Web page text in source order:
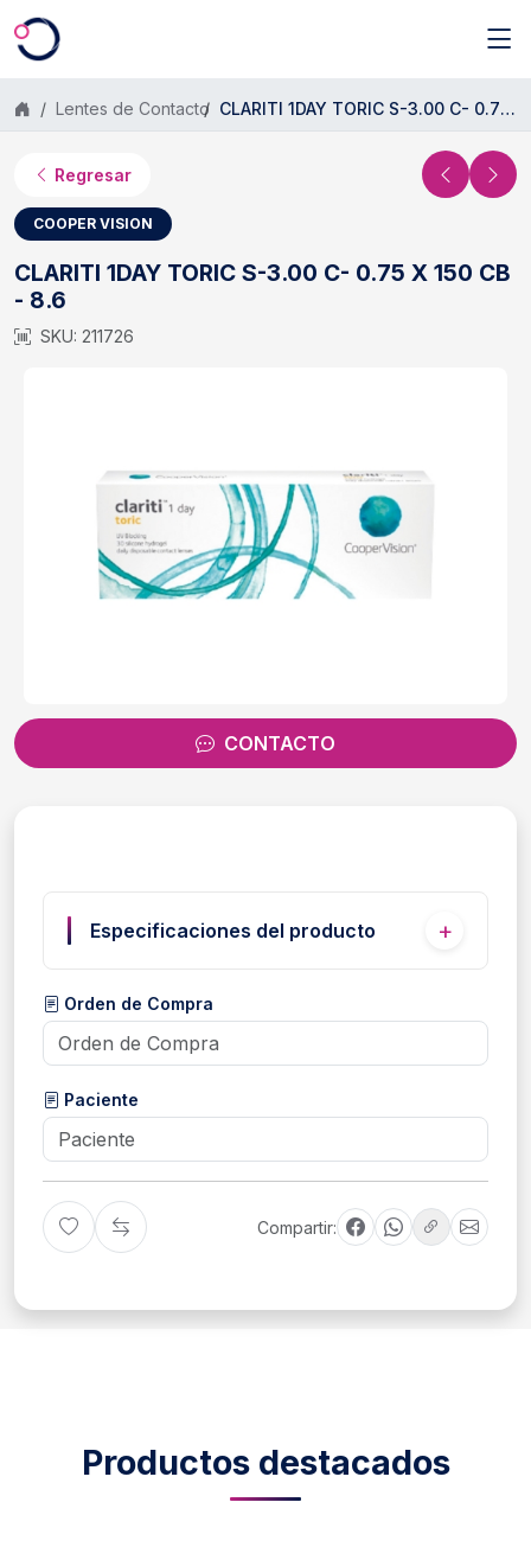
Saltar al contenido principal
Lentes de Contacto CLARITI 1DAY TORIC S-3.00 C- 0.75 X 150 CB - 8.6
Regresar
COOPER VISION
CLARITI 1DAY TORIC S-3.00 C- 0.75 X 150 CB
- 8.6
SKU: 211726
CONTACTO
Especificaciones del producto
Orden de Compra
Paciente
Compartir:
Productos destacados